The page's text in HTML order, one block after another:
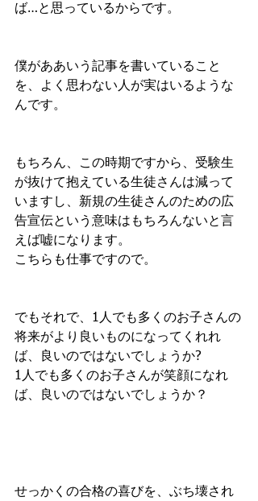
ば…と思っているからです。
僕がああいう記事を書いていること
を、よく思わない人が実はいるような
んです。
もちろん、この時期ですから、受験生
が抜けて抱えている生徒さんは減って
いますし、新規の生徒さんのための広
告宣伝という意味はもちろんないと言
えば嘘になります。
こちらも仕事ですので。
でもそれで、1人でも多くのお子さんの
将来がより良いものになってくれれ
ば、良いのではないでしょうか?
1人でも多くのお子さんが笑顔になれ
ば、良いのではないでしょうか？
せっかくの合格の喜びを、ぶち壊され